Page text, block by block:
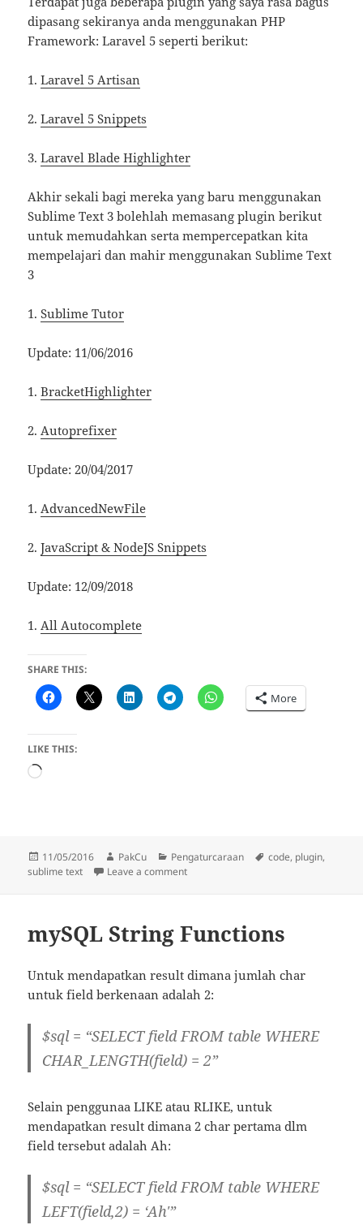
dipasang sekiranya anda menggunakan PHP
Framework: Laravel 5 seperti berikut:
1.Laravel 5 Artisan
2.Laravel 5 Snippets
3.Laravel Blade Highlighter
Akhir sekali bagi mereka yang baru menggunakan
Sublime Text 3 bolehlah memasang plugin berikut
untuk memudahkan serta mempercepatkan kita
mempelajari dan mahir menggunakan Sublime Text
3
1.Sublime Tutor
Update: 11/06/2016
1.BracketHighlighter
2. Autoprefixer
Update: 20/04/2017
1. AdvancedNewFile
2.JavaScript & NodeJS Snippets
Update: 12/09/2018
1. All Autocomplete
SHARE THIS:
More
LIKE THIS:
Loading…
Posted
on
11/05/2016 Author
PakCu Categories
Pengaturcaraan Tags
code, plugin,
sublime text
Leave a commenton Sublime Text 3 Plugin For Fast
mySQL String Functions
Untuk mendapatkan result dimana jumlah char
untuk field berkenaan adalah 2:
$sql = “SELECT field FROM table WHERE
CHAR_LENGTH(field) = 2”
Selain penggunaa LIKE atau RLIKE, untuk
mendapatkan result dimana 2 char pertama dlm
field tersebut adalah Ah:
$sql = “SELECT field FROM table WHERE
LEFT(field,2) = ‘Ah'”